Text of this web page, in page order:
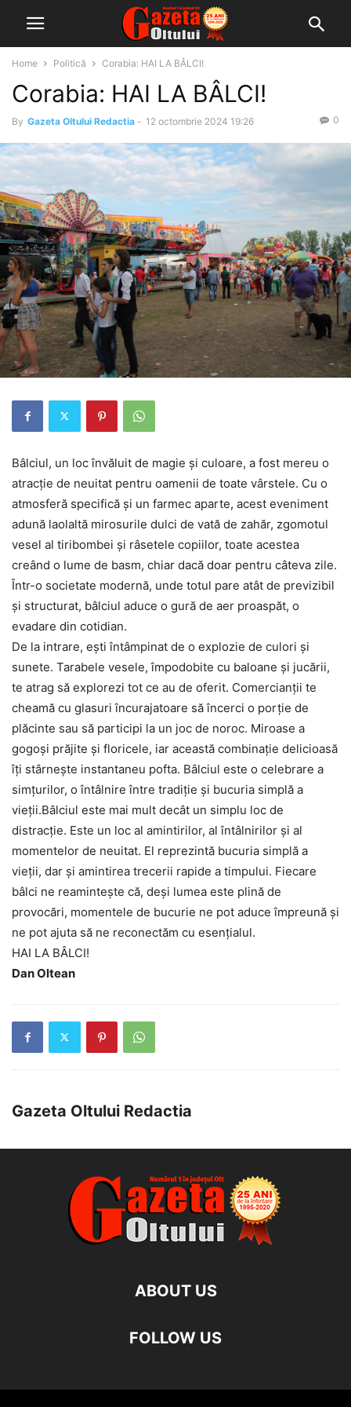
Home Politică Corabia: HAI LA BÂLCI!
Corabia: HAI LA BÂLCI!
By Gazeta Oltului Redactia - 12 octombrie 2024 19:26 0
Bâlciul, un loc învăluit de magie și culoare, a fost mereu o
atracție de neuitat pentru oamenii de toate vârstele. Cu o
atmosferă specifică și un farmec aparte, acest eveniment
adună laolaltă mirosurile dulci de vată de zahăr, zgomotul
vesel al tiribombei și râsetele copiilor, toate acestea
creând o lume de basm, chiar dacă doar pentru câteva zile.
Într-o societate modernă, unde totul pare atât de previzibil
și structurat, bâlciul aduce o gură de aer proaspăt, o
evadare din cotidian.
De la intrare, ești întâmpinat de o explozie de culori și
sunete. Tarabele vesele, împodobite cu baloane și jucării,
te atrag să explorezi tot ce au de oferit. Comercianții te
cheamă cu glasuri încurajatoare să încerci o porție de
plăcinte sau să participi la un joc de noroc. Miroase a
gogoși prăjite și floricele, iar această combinație delicioasă
îți stârnește instantaneu pofta. Bâlciul este o celebrare a
simțurilor, o întâlnire între tradiție și bucuria simplă a
vieții.Bâlciul este mai mult decât un simplu loc de
distracție. Este un loc al amintirilor, al întâlnirilor și al
momentelor de neuitat. El reprezintă bucuria simplă a
vieții, dar și amintirea trecerii rapide a timpului. Fiecare
bâlci ne reamintește că, deși lumea este plină de
provocări, momentele de bucurie ne pot aduce împreună și
ne pot ajuta să ne reconectăm cu esențialul.
HAI LA BÂLCI!
Dan Oltean
Gazeta Oltului Redactia
ABOUT US
FOLLOW US